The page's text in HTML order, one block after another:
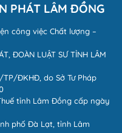
PHÁT LÂM ĐỒNG
công việc Chất lượng –
ĐOÀN LUẬT SƯ TỈNH LÂM
ĐKHĐ, do Sở Tư Pháp
tỉnh Lâm Đồng cấp ngày
phố Đà Lạt, tỉnh Lâm